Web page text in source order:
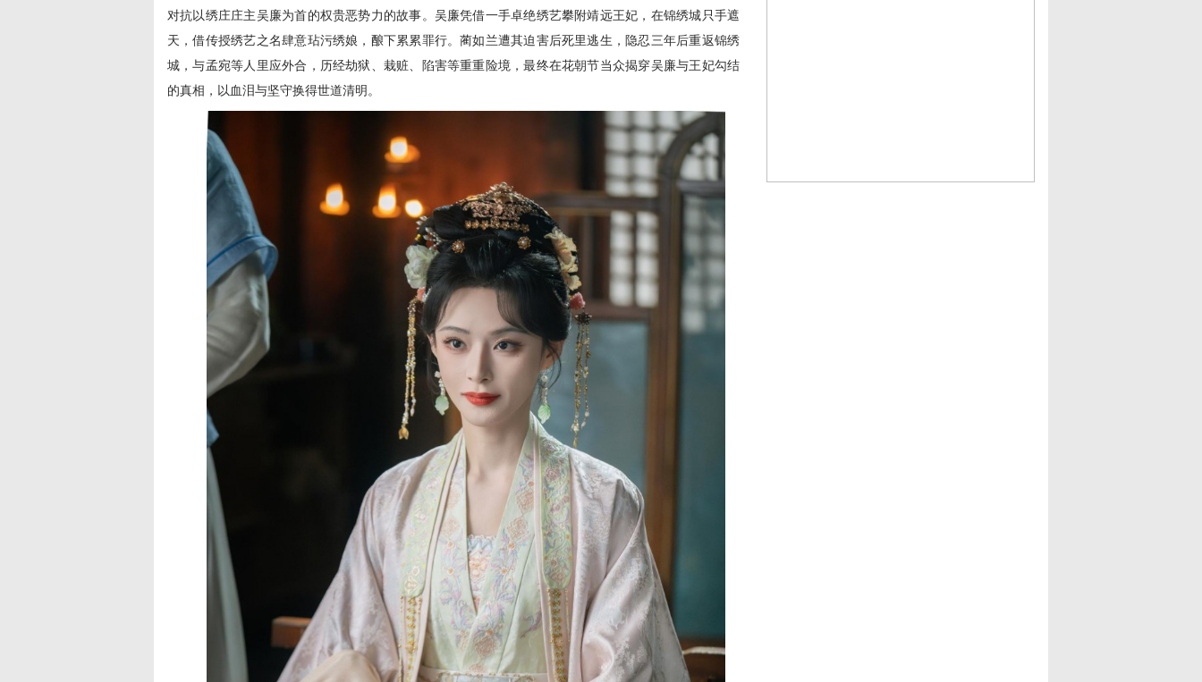
对抗以绣庄庄主吴廉为首的权贵恶势力的故事。吴廉凭借一手卓绝绣艺攀附靖远王妃，在锦绣城只手遮
天，借传授绣艺之名肆意玷污绣娘，酿下累累罪行。蔺如兰遭其迫害后死里逃生，隐忍三年后重返锦绣
城，与孟宛等人里应外合，历经劫狱、栽赃、陷害等重重险境，最终在花朝节当众揭穿吴廉与王妃勾结
的真相，以血泪与坚守换得世道清明。